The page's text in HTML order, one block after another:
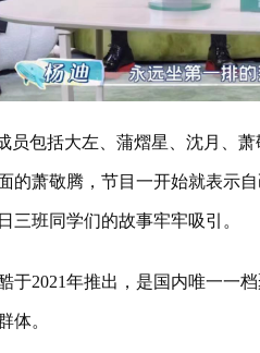
包括大左、蒲熠星、沈月、萧
的萧敬腾，节目一开始就表示
三班同学们的故事牢牢吸引。
2021年推出，是国内唯一一
体。